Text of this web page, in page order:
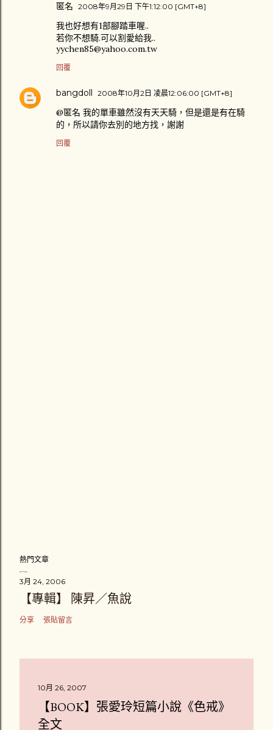
匿名 2008年9月29日 下午1:12:00 [GMT+8]
我也好想有1部腳踏車喔..
若你不想騎.可以割愛給我..
yychen85@yahoo.com.tw
回覆
bangdoll 2008年10月2日 凌晨12:06:00 [GMT+8]
@匿名 我的單車雖然沒有天天騎，但是還是有在騎
的，所以請你去別的地方找，謝謝
回覆
熱門文章
3月 24, 2006
【專輯】 陳昇／魚說
分享 張貼留言
10月 26, 2007
【BOOK】張愛玲短篇小說《色戒》
全文